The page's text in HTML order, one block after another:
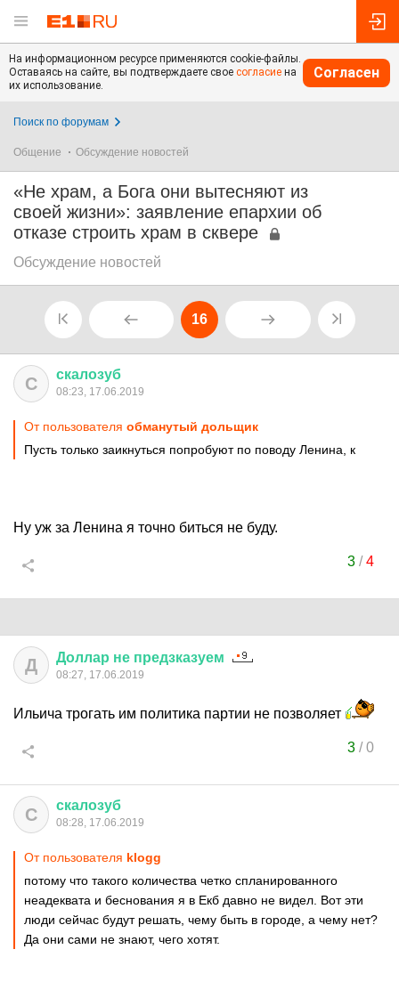
На информационном ресурсе применяются cookie-файлы.
Оставаясь на сайте, вы подтверждаете свое согласие на
их использование.
Согласен
Поиск по форумам
Общение Обсуждение новостей
«Не храм, а Бога они вытесняют из
своей жизни»: заявление епархии об
отказе строить храм в сквере
Обсуждение новостей
16
С скалозуб
08:23, 17.06.2019
От пользователя обманутый дольщик
Пусть только заикнуться попробуют по поводу Ленина, к
Ну уж за Ленина я точно биться не буду.
3/4
Д Доллар не предзказуем
08:27, 17.06.2019
Ильича трогать им политика партии не позволяет
3/0
С скалозуб
08:28, 17.06.2019
От пользователя klogg
потому что такого количества четко спланированного
неадеквата и беснования я в Екб давно не видел. Вот эти
люди сейчас будут решать, чему быть в городе, а чему нет?
Да они сами не знают, чего хотят.